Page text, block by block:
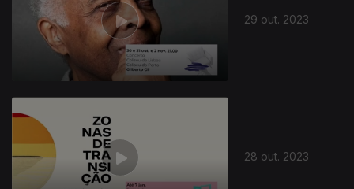
29 out. 2023
28 out. 2023